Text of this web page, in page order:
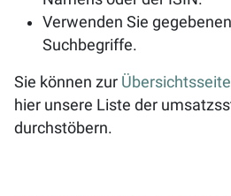
Verwenden Sie
Suchbegriffe.
Sie können zur Übersichtsseite
hier unsere Liste der
durchstöbern.